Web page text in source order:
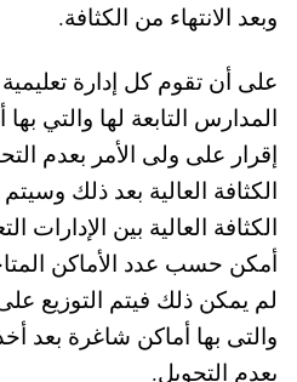
وبعد الانتهاء من الكثافة.
على أن تقوم كل إدارة
المدارس التابعة لها والتي
إقرار على ولى الأمر بعدم
الكثافة العالية بعد ذلك
الكثافة العالية بين الإدارات
أمكن حسب عدد الأماكن
لم يمكن ذلك فيتم التوزيع على
والتى بها أماكن شاغرة بعد
بعدم التحويل.